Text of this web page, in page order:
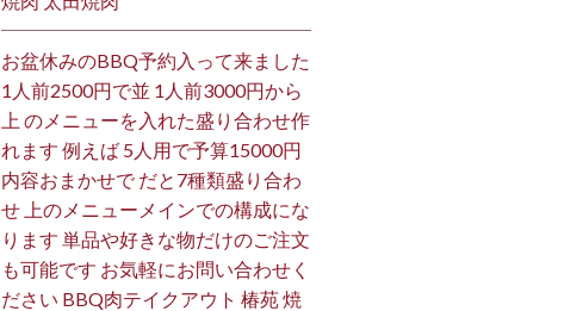
お盆休みのBBQ予約入って来ました
1人前2500円で並 1人前3000円から
上 のメニューを入れた盛り合わせ作
れます 例えば 5人用で予算15000円
内容おまかせで だと7種類盛り合わ
せ 上のメニューメインでの構成にな
ります 単品や好きな物だけのご注文
も可能です お気軽にお問い合わせく
ださい BBQ肉テイクアウト 椿苑 焼